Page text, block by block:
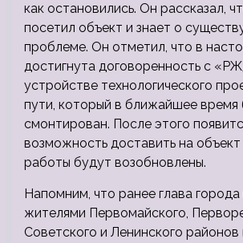
как остановились. Он рассказал,
посетил объект и знает о
проблеме. Он отметил, что в
достигнута договоренность с
устройстве технологического
пути, который в ближайшее время
смонтирован. После этого
возможность доставить на объект
работы будут возобновлены.
Напомним, что ранее глава
жителями Первомайского,
Советского и Ленинского